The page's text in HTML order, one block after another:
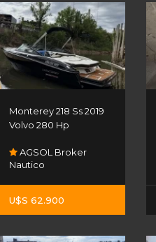
Monterey 218 Ss 2019
Volvo 280 Hp
AGSOL Broker
Nautico
U$S 62.900